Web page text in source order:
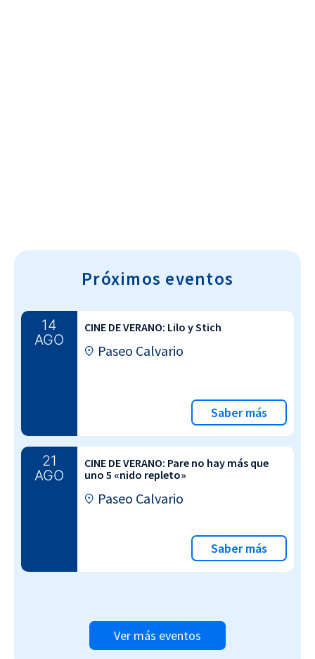
Próximos eventos
14
AGO
CINE DE VERANO: Lilo y Stich
Paseo Calvario
Saber más
21
AGO
CINE DE VERANO: Pare no hay más que
uno 5 «nido repleto»
Paseo Calvario
Saber más
Ver más eventos